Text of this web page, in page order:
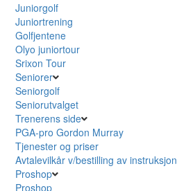
Juniorgolf
Juniortrening
Golfjentene
Olyo juniortour
Srixon Tour
Seniorer
Seniorgolf
Seniorutvalget
Trenerens side
PGA-pro Gordon Murray
Tjenester og priser
Avtalevilkår v/bestilling av instruksjon
Proshop
Proshop